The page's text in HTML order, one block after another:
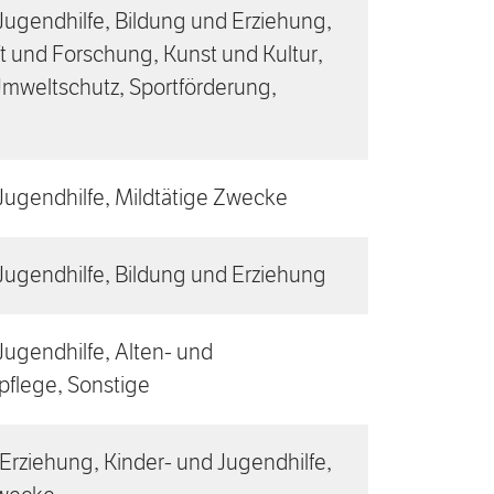
Bildung und Erziehung,
und Forschung, Kunst und Kultur,
Sportförderung,
Mildtätige Zwecke
Bildung und Erziehung
Alten- und
Sonstige
Kinder- und Jugendhilfe,